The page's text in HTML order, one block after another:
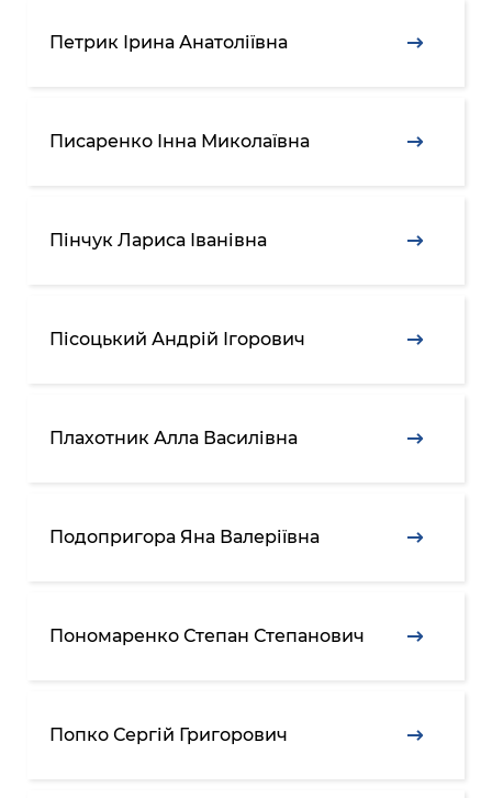
Петрик Ірина Анатоліївна
Писаренко Інна Миколаївна
Пінчук Лариса Іванівна
Пісоцький Андрій Ігорович
Плахотник Алла Василівна
Подопригора Яна Валеріївна
Пономаренко Степан Степанович
Попко Сергій Григорович